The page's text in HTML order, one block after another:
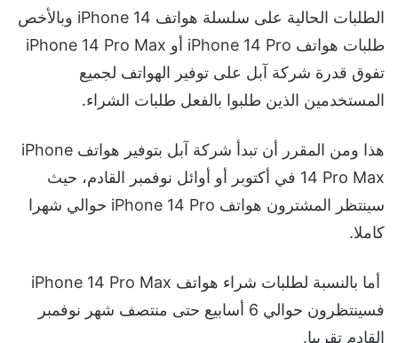
الطلبات الحالية على سلسلة هواتف iPhone 14 وبالأخص
طلبات هواتف iPhone 14 Pro أو iPhone 14 Pro Max
تفوق قدرة شركة آبل على توفير الهواتف لجميع
المستخدمين الذين طلبوا بالفعل طلبات الشراء.
هذا ومن المقرر أن تبدأ شركة آبل بتوفير هواتف iPhone
14 Pro Max في أكتوبر أو أوائل نوفمبر القادم، حيث
سينتظر المشترون هواتف iPhone 14 Pro حوالي شهرا
كاملا.
أما بالنسبة لطلبات شراء هواتف iPhone 14 Pro Max
فسينتظرون حوالي 6 أسابيع حتى منتصف شهر نوفمبر
القادم تقريبا.